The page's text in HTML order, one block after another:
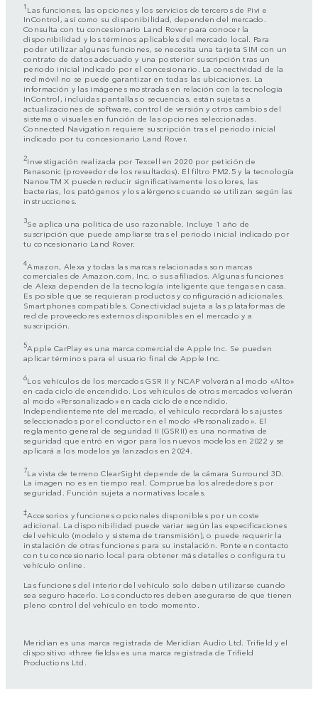
1 Las funciones, las opciones y los servicios de terceros de Pivi e
InControl, así como su disponibilidad, dependen del mercado.
Consulta con tu concesionario Land Rover para conocer la
disponibilidad y los términos aplicables del mercado local. Para
poder utilizar algunas funciones, se necesita una tarjeta SIM con un
contrato de datos adecuado y una posterior suscripción tras un
periodo inicial indicado por el concesionario. La conectividad de la
red móvil no se puede garantizar en todas las ubicaciones. La
información y las imágenes mostradas en relación con la tecnología
InControl, incluidas pantallas o secuencias, están sujetas a
actualizaciones de software, control de versión y otros cambios del
sistema o visuales en función de las opciones seleccionadas.
Connected Navigation requiere suscripción tras el periodo inicial
indicado por tu concesionario Land Rover.
2Investigación realizada por Texcell en 2020 por petición de
Panasonic (proveedor de los resultados). El filtro PM2.5 y la tecnología
NanoeTM X pueden reducir significativamente los olores, las
bacterias, los patógenos y los alérgenos cuando se utilizan según las
instrucciones.
3Se aplica una política de uso razonable. Incluye 1 año de
suscripción que puede ampliarse tras el periodo inicial indicado por
tu concesionario Land Rover.
4Amazon, Alexa y todas las marcas relacionadas son marcas
comerciales de Amazon.com, Inc. o sus afiliados. Algunas funciones
de Alexa dependen de la tecnología inteligente que tengas en casa.
Es posible que se requieran productos y configuración adicionales.
Smartphones compatibles. Conectividad sujeta a las plataformas de
red de proveedores externos disponibles en el mercado y a
suscripción.
5Apple CarPlay es una marca comercial de Apple Inc. Se pueden
aplicar términos para el usuario final de Apple Inc.
6Los vehículos de los mercados GSR II y NCAP volverán al modo «Alto»
en cada ciclo de encendido. Los vehículos de otros mercados volverán
al modo «Personalizado» en cada ciclo de encendido.
Independientemente del mercado, el vehículo recordará los ajustes
seleccionados por el conductor en el modo «Personalizado». El
reglamento general de seguridad II (GSRII) es una normativa de
seguridad que entró en vigor para los nuevos modelos en 2022 y se
aplicará a los modelos ya lanzados en 2024.
7La vista de terreno ClearSight depende de la cámara Surround 3D.
La imagen no es en tiempo real. Comprueba los alrededores por
seguridad. Función sujeta a normativas locales.
‡Accesorios y funciones opcionales disponibles por un coste
adicional. La disponibilidad puede variar según las especificaciones
del vehículo (modelo y sistema de transmisión), o puede requerir la
instalación de otras funciones para su instalación. Ponte en contacto
con tu concesionario local para obtener más detalles o configura tu
vehículo online.
Las funciones del interior del vehículo solo deben utilizarse cuando
sea seguro hacerlo. Los conductores deben asegurarse de que tienen
pleno control del vehículo en todo momento.
Meridian es una marca registrada de Meridian Audio Ltd. Trifield y el
dispositivo «three fields» es una marca registrada de Trifield
Productions Ltd.